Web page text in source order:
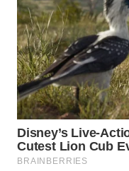
WN
PAKPAK
WN
KARAWANG
WN
BEKASI
WN